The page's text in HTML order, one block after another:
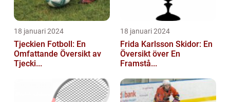
18 januari 2024
Tjeckien Fotboll: En
Omfattande Översikt av
Tjecki...
18 januari 2024
Frida Karlsson Skidor: En
Översikt över En
Framstå...